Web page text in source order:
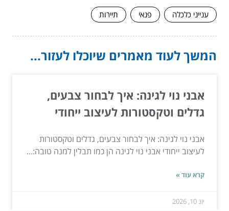
ענייני כלכלה פנאי תיירות
המשך לעוד מאמרים שיוכלו לעזור...
אבני נוי לגינה: איך לבחור צבעים,
גדלים וטקסטורות לעיצוב ייחודי
אבני נוי לגינה: איך לבחור צבעים, גדלים וטקסטורות
לעיצוב ייחודי אבני נוי לגינה הן כמו תבלין למנה טובה:...
קרא עוד »
יונ 10, 2026